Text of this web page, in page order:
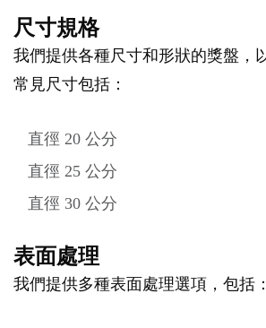
尺寸規格
我們提供各種尺寸和形狀的獎盤，
常見尺寸包括：
直徑 20 公分
直徑 25 公分
直徑 30 公分
表面處理
我們提供多種表面處理選項，包括：